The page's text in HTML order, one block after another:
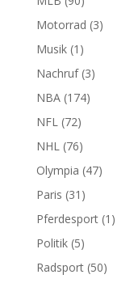
Motorrad (3)
Musik(1)
Nachruf(3)
NBA(174)
NFL(72)
NHL(76)
Olympia (47)
Paris (31)
Pferdesport(1)
Politik(5)
Radsport(50)